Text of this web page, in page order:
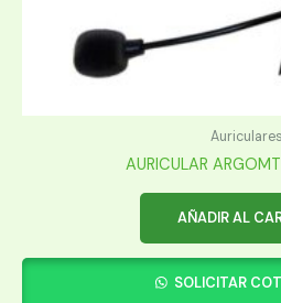
Auriculares
AURICULAR
AÑADIR AL
SOLICITAR